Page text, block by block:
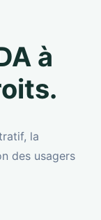
à
la
des usagers